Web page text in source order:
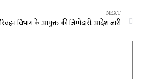
NEXT
विभाग के आयुक्त की जिम्मेदारी, आदेश जारी